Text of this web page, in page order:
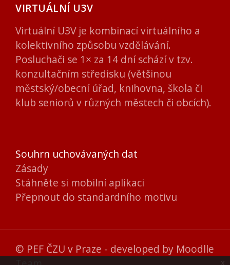
x
VIRTUÁLNÍ U3V
Virtuální U3V je kombinací virtuálního a
kolektivního způsobu vzdělávání.
Posluchači se 1× za 14 dní schází v tzv.
konzultačním středisku (většinou
městský/obecní úřad, knihovna, škola či
klub seniorů v různých městech či obcích).
Souhrn uchovávaných dat
Zásady
Stáhněte si mobilní aplikaci
Přepnout do standardního motivu
© PEF ČZU v Praze - developed by Moodlle